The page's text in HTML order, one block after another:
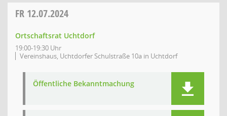
FR 12.07.2024
Ortschaftsrat Uchtdorf
19:00-19:30 Uhr
Vereinshaus, Uchtdorfer Schulstraße 10a in Uchtdorf
Öffentliche Bekanntmachung